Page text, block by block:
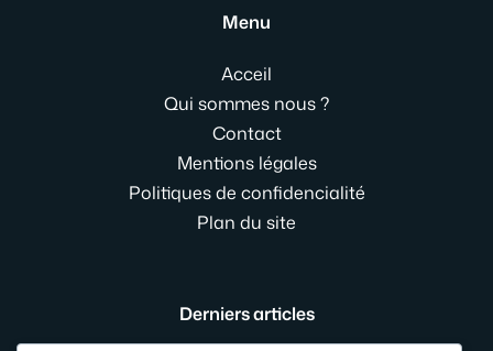
Menu
Acceil
Qui sommes nous ?
Contact
Mentions légales
Politiques de confidencialité
Plan du site
Derniers articles